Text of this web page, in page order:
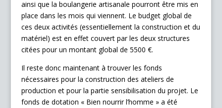
ainsi que la boulangerie artisanale pourront être mis en
place dans les mois qui viennent. Le budget global de
ces deux activités (essentiellement la construction et du
matériel) est en effet couvert par les deux structures
citées pour un montant global de 5500 €.
Il reste donc maintenant à trouver les fonds
nécessaires pour la construction des ateliers de
production et pour la partie sensibilisation du projet. Le
fonds de dotation « Bien nourrir l’homme » a été